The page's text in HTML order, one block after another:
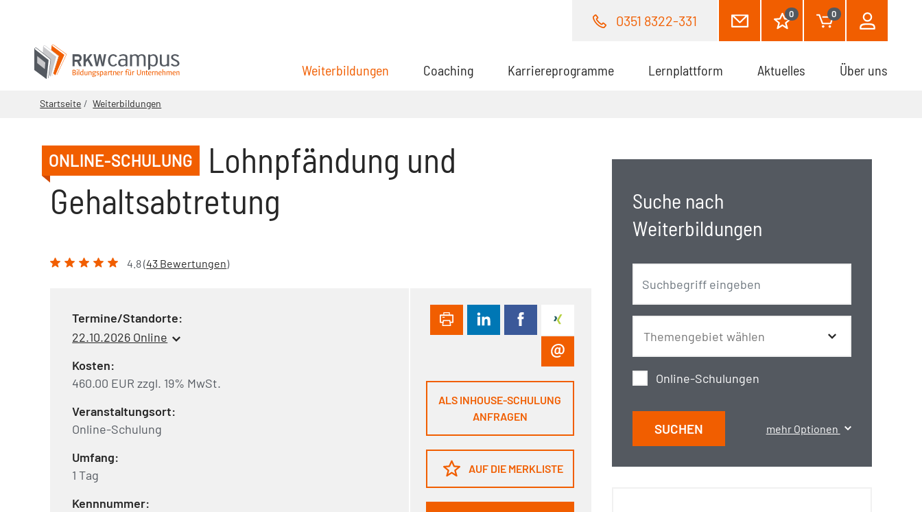
0351 8322-331 0 0
Weiterbildungen (aktuell)Coaching Karriereprogramme Lernplattform Aktuelles Über uns
Startseite Weiterbildungen
ONLINE-SCHULUNG
Lohnpfändung und
Gehaltsabtretung
4.8 (43 Bewertungen)
Termine/Standorte:
22.10.2026 Online
Kosten:
460.00 EUR zzgl. 19% MwSt.
Veranstaltungsort:
Online-Schulung
Umfang:
1 Tag
Kennnummer:
ALS INHOUSE-SCHULUNG
ANFRAGEN
AUF DIE MERKLISTE
Suche nach
Weiterbildungen
Online-Schulungen
SUCHEN mehr Optionen